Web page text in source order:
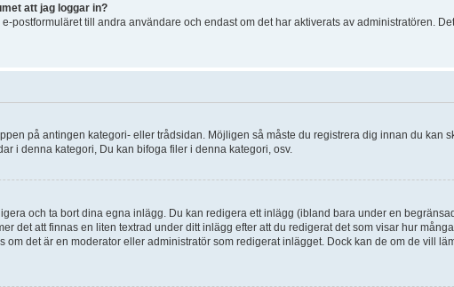
att jag loggar in?
postformuläret till andra användare och endast om det har aktiverats av administratören.
på antingen kategori- eller trådsidan. Möjligen så måste du registrera dig innan du
i denna kategori, Du kan bifoga filer i denna kategori, osv.
och ta bort dina egna inlägg. Du kan redigera ett inlägg (ibland bara under en
det att finnas en liten textrad under ditt inlägg efter att du redigerat det som visar hur
det är en moderator eller administratör som redigerat inlägget. Dock kan de om de vill